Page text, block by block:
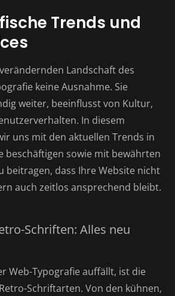
Trends und
Landschaft des
keine Ausnahme. Sie
weiter, beeinflusst von Kultur,
In diesem
uns mit den aktuellen Trends in
beschäftigen sowie mit bewährten
beitragen, dass Ihre Website nicht
auch zeitlos ansprechend bleibt.
Schriften: Alles neu
Web-Typografie auffällt, ist die
Schriftarten. Von den kühnen,